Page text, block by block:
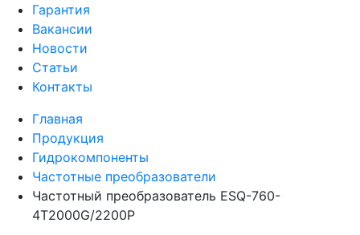
Гарантия
Вакансии
Новости
Статьи
Контакты
Главная
Продукция
Гидрокомпоненты
Частотные преобразователи
Частотный преобразователь ESQ-760-
4T2000G/2200P